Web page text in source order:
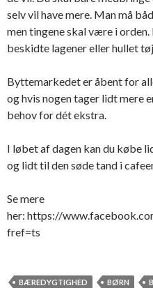
selv vil have mere. Man må
men tingene skal være i orden.
beskidte lagener eller hullet
Byttemarkedet er åbent for
og hvis nogen tager lidt mere
behov for dét ekstra.
I løbet af dagen kan du købe
og lidt til den søde tand i
Se mere
her: https://
fref=ts
BÆREDYGTIGHED BØRN